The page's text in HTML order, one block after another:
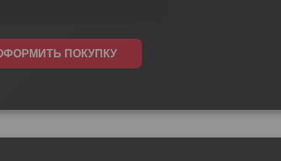
ПОКУПКУ